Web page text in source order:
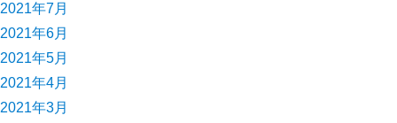
2021年7月
2021年6月
2021年5月
2021年4月
2021年3月